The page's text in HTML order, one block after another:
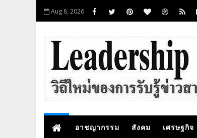
Aug 8, 2026
อาชญากรรม สังคม เศรษฐกิจ